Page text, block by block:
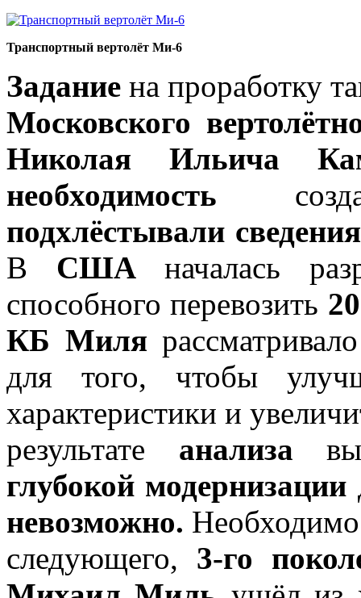
Транспортный вертолёт Ми-6
Задание на проработку
Московского
Николая Ильича
необходимость
подхлёстывали
В США началась
способного перевозить 20
КБ Миля
для того, чтобы
характеристики и
результате анализа
глубокой модернизации
невозможно.
следующего, 3-го